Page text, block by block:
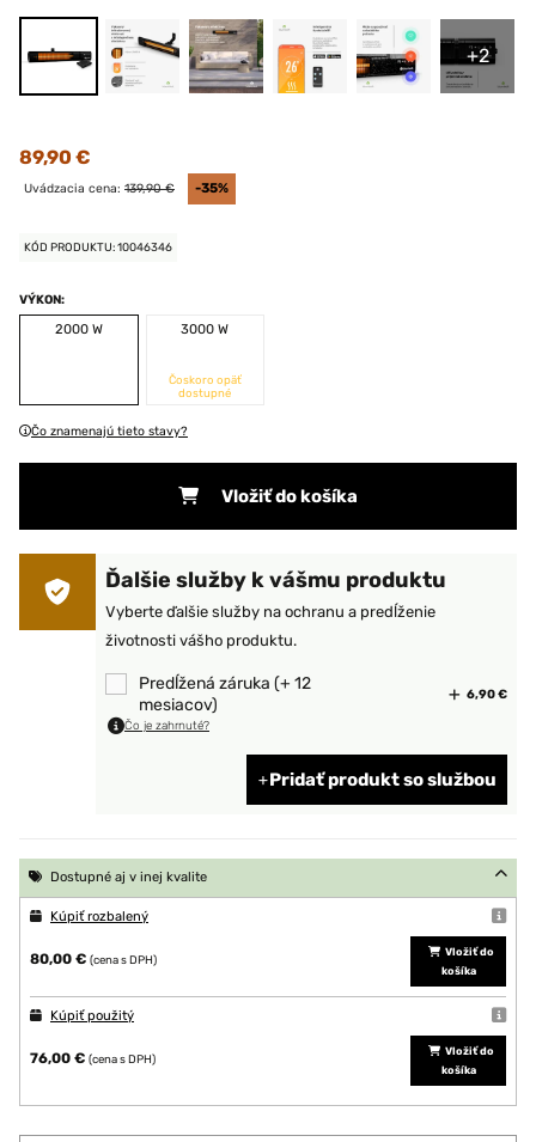
+2
89,90 €
Uvádzacia cena: 139,90 € -35%
KÓD PRODUKTU: 10046346
VÝKON:
2000 W
3000 W
Čoskoro opäť
dostupné
Čo znamenajú tieto stavy?
Vložiť do košíka
Ďalšie služby k vášmu produktu
Vyberte ďalšie služby na ochranu a predĺženie
životnosti vášho produktu.
Predĺžená záruka (+ 12
mesiacov)
6,90 €
Čo je zahrnuté?
Pridať produkt so službou
Dostupné aj v inej kvalite
Kúpiť rozbalený
80,00 € (cena s DPH)
Vložiť do
košíka
Kúpiť použitý
76,00 € (cena s DPH)
Vložiť do
košíka